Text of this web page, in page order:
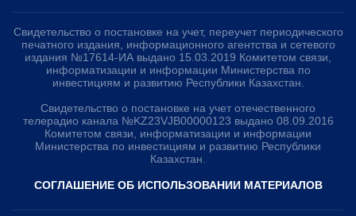
Свидетельство о постановке на учет, переучет периодического
печатного издания, информационного агентства и сетевого
издания №17614-ИА выдано 15.03.2019 Комитетом связи,
информатизации и информации Министерства по
инвестициям и развитию Республики Казахстан.
Свидетельство о постановке на учет отечественного
телерадио канала №KZ23VJB00000123 выдано 08.09.2016
Комитетом связи, информатизации и информации
Министерства по инвестициям и развитию Республики
Казахстан.
СОГЛАШЕНИЕ ОБ ИСПОЛЬЗОВАНИИ МАТЕРИАЛОВ